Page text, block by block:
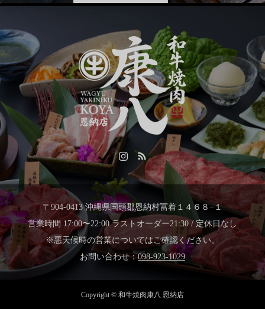
〒904-0413 沖縄県国頭郡恩納村冨着１４６８−１
営業時間 17:00〜22:00 ラストオーダー21:30 / 定休日なし
※悪天候時の営業についてはご確認ください。
お問い合わせ：098-923-1029
Copyright © 和牛焼肉康八 恩納店